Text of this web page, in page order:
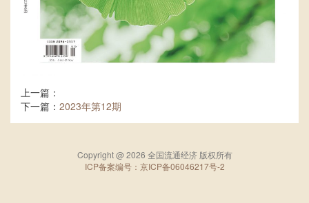
上一篇：
下一篇： 2023年第12期
Copyright @ 2026 全国流通经济 版权所有
ICP备案编号：京ICP备06046217号-2